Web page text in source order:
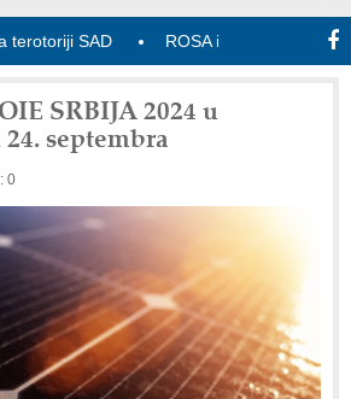
SAD ROSA i SCHUNK podižu
SRBIJA 2024 u
septembra
0